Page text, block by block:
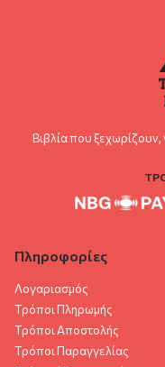
Βιβλία που
Πληροφορίες
Λογαριασμός
Τρόποι Πληρωμής
Τρόποι Αποστολής
Τρόποι Παραγγελίας